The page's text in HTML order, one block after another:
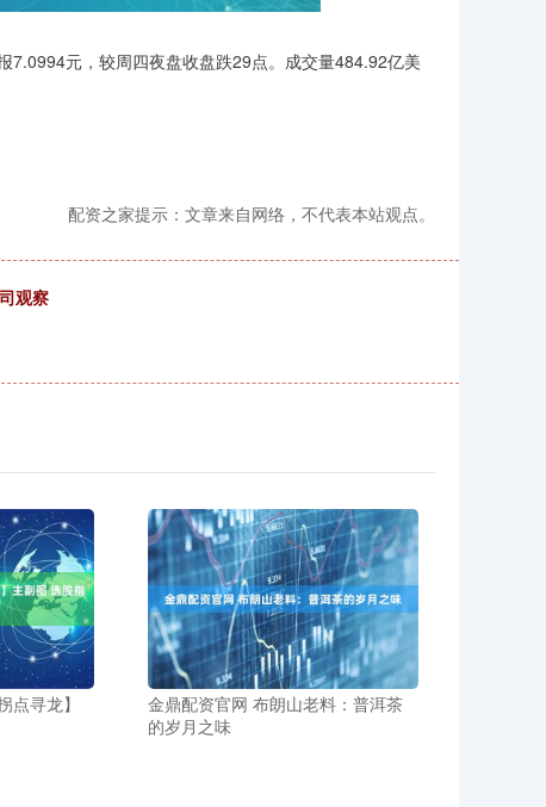
7.0994元，较周四夜盘收盘跌29点。成交量484.92亿美
配资之家提示：文章来自网络，不代表本站观点。
观察
点寻龙】
金鼎配资官网 布朗山老料：普洱茶
的岁月之味